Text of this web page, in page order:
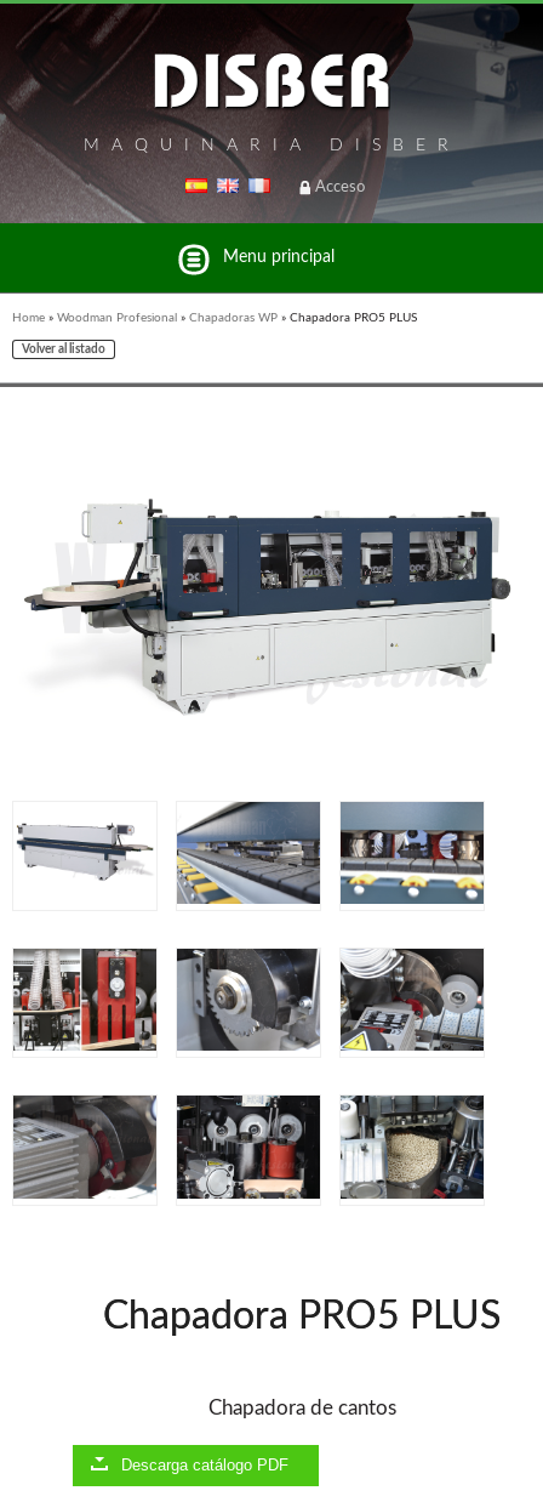
MAQUINARIA DISBER
Acceso
Menu principal
FREEMAN
Clavadoras Batería
Herramientas varias
Grapadoras Bateria
Clavadoras Neumáticas Freeman
Grapadoras Neumáticas Freeman
Grapadoras manuales Freeman
Compresores Tornillo
Secadores
Herramientas
WOODMAN
Aspiradores portatiles
Alimentadores de rodillo
Aspiradores industriales
Astilladoras
Sierras circulares
Soportes - Palancas
Taladros de columna
Home » Woodman Profesional » Chapadoras WP » Chapadora PRO5 PLUS
Volver al listado
Chapadora PRO5 PLUS
Chapadora de cantos
Descarga catálogo PDF